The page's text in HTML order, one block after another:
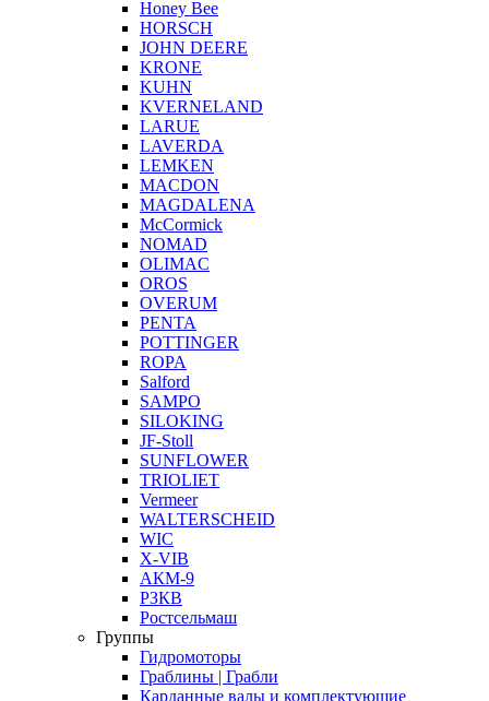
Honey Bee
HORSCH
JOHN DEERE
KRONE
KUHN
KVERNELAND
LARUE
LAVERDA
LEMKEN
MACDON
MAGDALENA
McCormick
NOMAD
OLIMAC
OROS
OVERUM
PENTA
POTTINGER
ROPA
Salford
SAMPO
SILOKING
JF-Stoll
SUNFLOWER
TRIOLIET
Vermeer
WALTERSCHEID
WIC
X-VIB
АКМ-9
РЗКВ
Ростсельмаш
Группы
Гидромоторы
Граблины | Грабли
Карданные валы и комплектующие